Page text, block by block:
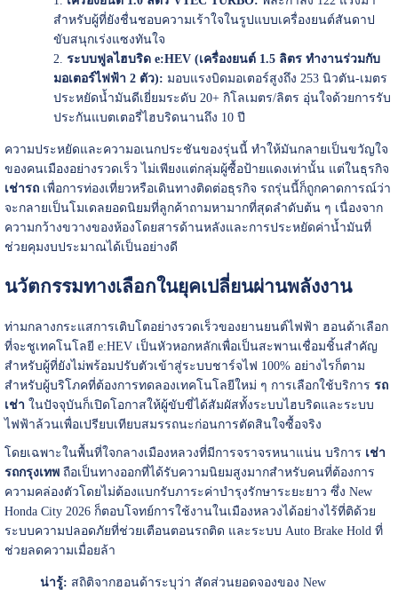
สำหรับผู้ที่ยังชื่นชอบความเร้าใจในรูปแบบเครื่องยนต์สันดาป
ขับสนุกเร่งแซงทันใจ
ระบบฟูลไฮบริด e:HEV (เครื่องยนต์ 1.5 ลิตร ทำงานร่วมกับ
มอเตอร์ไฟฟ้า 2 ตัว): มอบแรงบิดมอเตอร์สูงถึง 253 นิวตัน-เมตร
ประหยัดน้ำมันดีเยี่ยมระดับ 20+ กิโลเมตร/ลิตร อุ่นใจด้วยการรับ
ประกันแบตเตอรี่ไฮบริดนานถึง 10 ปี
ความประหยัดและความอเนกประชันของรุ่นนี้ ทำให้มันกลายเป็นขวัญใจ
ของคนเมืองอย่างรวดเร็ว ไม่เพียงแต่กลุ่มผู้ซื้อป้ายแดงเท่านั้น แต่ในธุรกิจ
เช่ารถเพื่อการท่องเที่ยวหรือเดินทางติดต่อธุรกิจ รถรุ่นนี้ก็ถูกคาดการณ์ว่า
จะกลายเป็นโมเดลยอดนิยมที่ลูกค้าถามหามากที่สุดลำดับต้น ๆ เนื่องจาก
ความกว้างขวางของห้องโดยสารด้านหลังและการประหยัดค่าน้ำมันที่
ช่วยคุมงบประมาณได้เป็นอย่างดี
นวัตกรรมทางเลือกในยุคเปลี่ยนผ่านพลังงาน
ท่ามกลางกระแสการเติบโตอย่างรวดเร็วของยานยนต์ไฟฟ้า ฮอนด้าเลือก
ที่จะชูเทคโนโลยี e:HEV เป็นหัวหอกหลักเพื่อเป็นสะพานเชื่อมชิ้นสำคัญ
สำหรับผู้ที่ยังไม่พร้อมปรับตัวเข้าสู่ระบบชาร์จไฟ 100% อย่างไรก็ตาม
สำหรับผู้บริโภคที่ต้องการทดลองเทคโนโลยีใหม่ ๆ การเลือกใช้บริการ รถ
เช่า ในปัจจุบันก็เปิดโอกาสให้ผู้ขับขี่ได้สัมผัสทั้งระบบไฮบริดและระบบ
ไฟฟ้าล้วนเพื่อเปรียบเทียบสมรรถนะก่อนการตัดสินใจซื้อจริง
โดยเฉพาะในพื้นที่ใจกลางเมืองหลวงที่มีการจราจรหนาแน่น บริการ เช่า
รถกรุงเทพถือเป็นทางออกที่ได้รับความนิยมสูงมากสำหรับคนที่ต้องการ
ความคล่องตัวโดยไม่ต้องแบกรับภาระค่าบำรุงรักษาระยะยาว ซึ่ง New
Honda City 2026 ก็ตอบโจทย์การใช้งานในเมืองหลวงได้อย่างไร้ที่ติด้วย
ระบบความปลอดภัยที่ช่วยเตือนตอนรถติด และระบบ Auto Brake Hold ที่
ช่วยลดความเมื่อยล้า
น่ารู้: สถิติจากฮอนด้าระบุว่า สัดส่วนยอดจองของ New